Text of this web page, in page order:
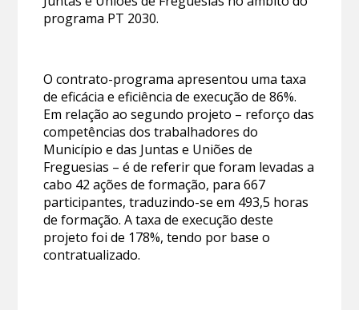
programa PT 2030.
O contrato-programa apresentou uma taxa
de eficácia e eficiência de execução de 86%.
Em relação ao segundo projeto – reforço das
competências dos trabalhadores do
Município e das Juntas e Uniões de
Freguesias – é de referir que foram levadas a
cabo 42 ações de formação, para 667
participantes, traduzindo-se em 493,5 horas
de formação. A taxa de execução deste
projeto foi de 178%, tendo por base o
contratualizado.